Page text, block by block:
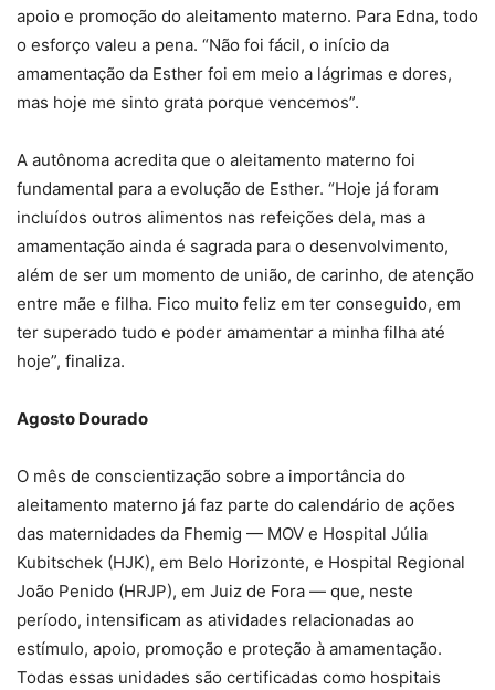
apoio e promoção do aleitamento materno. Para Edna, todo
o esforço valeu a pena. “Não foi fácil, o início da
amamentação da Esther foi em meio a lágrimas e dores,
mas hoje me sinto grata porque vencemos”.
A autônoma acredita que o aleitamento materno foi
fundamental para a evolução de Esther. “Hoje já foram
incluídos outros alimentos nas refeições dela, mas a
amamentação ainda é sagrada para o desenvolvimento,
além de ser um momento de união, de carinho, de atenção
entre mãe e filha. Fico muito feliz em ter conseguido, em
ter superado tudo e poder amamentar a minha filha até
hoje”, finaliza.
Agosto Dourado
O mês de conscientização sobre a importância do
aleitamento materno já faz parte do calendário de ações
das maternidades da Fhemig — MOV e Hospital Júlia
Kubitschek (HJK), em Belo Horizonte, e Hospital Regional
João Penido (HRJP), em Juiz de Fora — que, neste
período, intensificam as atividades relacionadas ao
estímulo, apoio, promoção e proteção à amamentação.
Todas essas unidades são certificadas como hospitais